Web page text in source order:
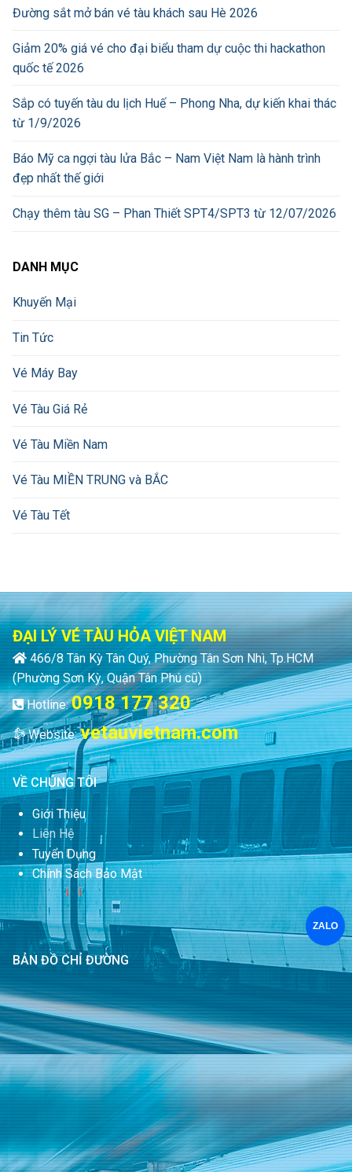
Đường sắt mở bán vé tàu khách sau Hè 2026
Giảm 20% giá vé cho đại biểu tham dự cuộc thi hackathon
quốc tế 2026
Sắp có tuyến tàu du lịch Huế – Phong Nha, dự kiến khai thác
từ 1/9/2026
Báo Mỹ ca ngợi tàu lửa Bắc – Nam Việt Nam là hành trình
đẹp nhất thế giới
Chạy thêm tàu SG – Phan Thiết SPT4/SPT3 từ 12/07/2026
DANH MỤC
Khuyến Mại
Tin Tức
Vé Máy Bay
Vé Tàu Giá Rẻ
Vé Tàu Miền Nam
Vé Tàu MIỀN TRUNG và BẮC
Vé Tàu Tết
ĐẠI LÝ VÉ TÀU HỎA VIỆT NAM
466/8 Tân Kỳ Tân Quý, Phường Tân Sơn Nhì, Tp.HCM
(Phường Sơn Kỳ, Quận Tân Phú cũ)
Hotline:0918 177 320
Website:vetauvietnam.com
VỀ CHÚNG TÔI
Giới Thiệu
Liên Hệ
Tuyển Dụng
Chính Sách Bảo Mật
BẢN ĐỒ CHỈ ĐƯỜNG
ZALO